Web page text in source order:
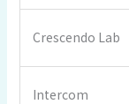
Crescendo Lab
Intercom